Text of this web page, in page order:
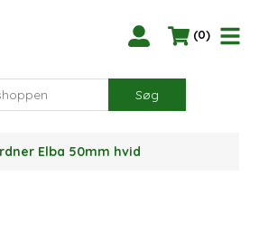
(0)
Søg
Elba 50mm hvid